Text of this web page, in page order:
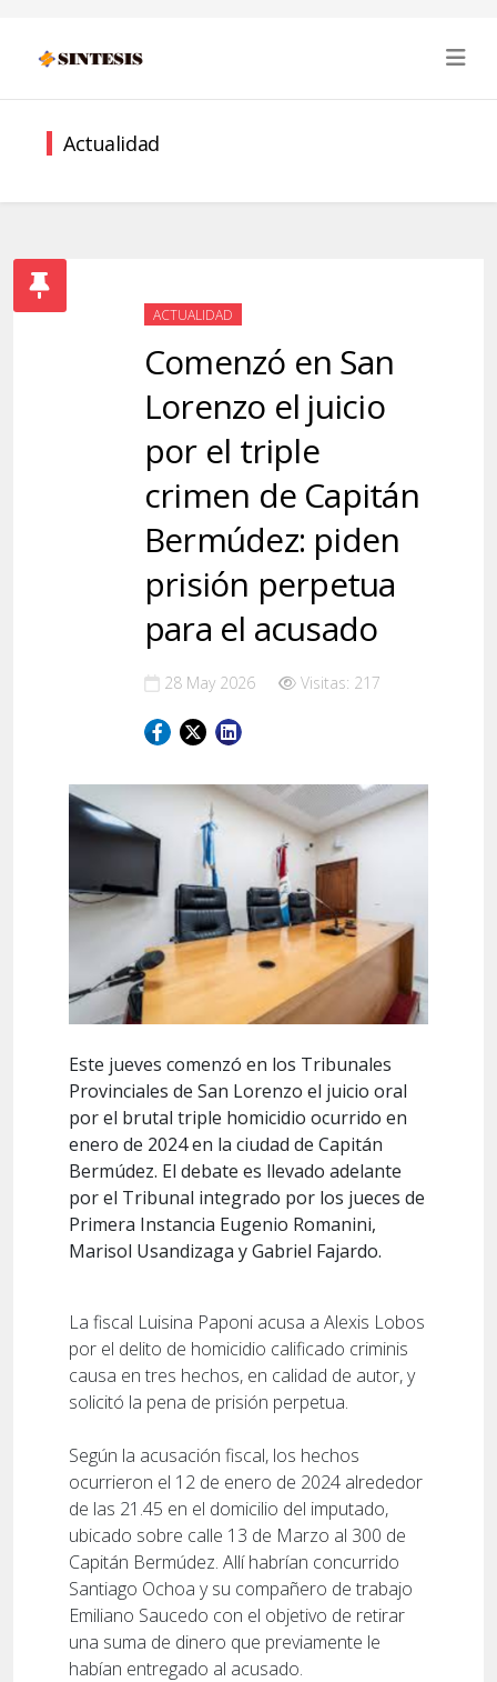
Actualidad
ACTUALIDAD
Comenzó en San
Lorenzo el juicio
por el triple
crimen de Capitán
Bermúdez: piden
prisión perpetua
para el acusado
28 May 2026 Visitas: 217
Este jueves comenzó en los Tribunales
Provinciales de San Lorenzo el juicio oral
por el brutal triple homicidio ocurrido en
enero de 2024 en la ciudad de Capitán
Bermúdez. El debate es llevado adelante
por el Tribunal integrado por los jueces de
Primera Instancia Eugenio Romanini,
Marisol Usandizaga y Gabriel Fajardo.
La fiscal Luisina Paponi acusa a Alexis Lobos
por el delito de homicidio calificado criminis
causa en tres hechos, en calidad de autor, y
solicitó la pena de prisión perpetua.
Según la acusación fiscal, los hechos
ocurrieron el 12 de enero de 2024 alrededor
de las 21.45 en el domicilio del imputado,
ubicado sobre calle 13 de Marzo al 300 de
Capitán Bermúdez. Allí habrían concurrido
Santiago Ochoa y su compañero de trabajo
Emiliano Saucedo con el objetivo de retirar
una suma de dinero que previamente le
habían entregado al acusado.